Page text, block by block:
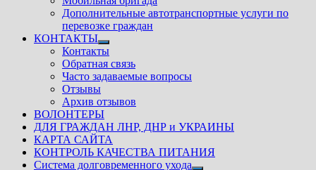
Дополнительные автотранспортные услуги по
перевозке граждан
КОНТАКТЫ
Показать
подменю
Контакты
Обратная связь
Часто задаваемые вопросы
Отзывы
Архив отзывов
ВОЛОНТЕРЫ
ДЛЯ ГРАЖДАН ЛНР, ДНР и УКРАИНЫ
КАРТА САЙТА
КОНТРОЛЬ КАЧЕСТВА ПИТАНИЯ
Система долговременного ухода